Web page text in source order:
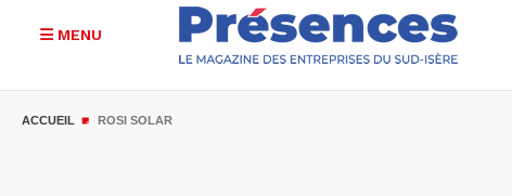
MENU
ACCUEIL ROSI SOLAR